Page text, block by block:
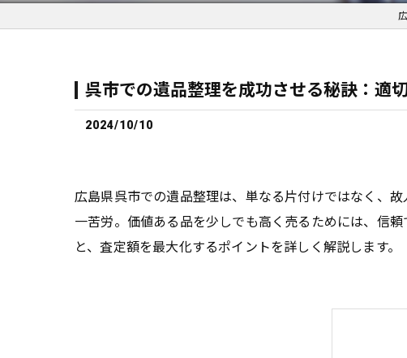
呉市での遺品整理を成功させる秘訣：適
2024/10/10
広島県呉市での遺品整理は、単なる片付けではなく、
一苦労。価値ある品を少しでも高く売るためには、信
と、査定額を最大化するポイントを詳しく解説します。